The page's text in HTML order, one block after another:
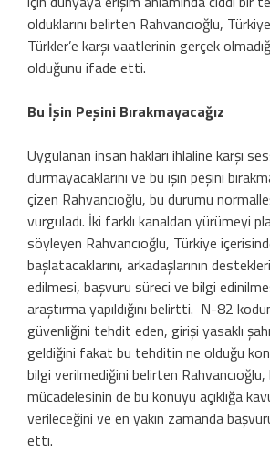
olduklarını belirten Rahvancıoğlu,
Türkler’e karşı vaatlerinin gerçek
olduğunu ifade etti.
Bu İşin Peşini Bırakmayacağız
Uygulanan insan hakları ihlaline karşı
durmayacaklarını ve bu işin peşini
çizen Rahvancıoğlu, bu durumu
vurguladı. İki farklı kanaldan yürümeyi
söyleyen Rahvancıoğlu, Türkiye
başlatacaklarını, arkadaşlarının
edilmesi, başvuru süreci ve bilgi
araştırma yapıldığını belirtti. N-82
güvenliğini tehdit eden, girişi yasaklı
geldiğini fakat bu tehditin ne olduğu
bilgi verilmediğini belirten
mücadelesinin de bu konuyu açıklığa
verileceğini ve en yakın zamanda
etti.